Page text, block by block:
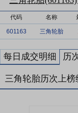
代码 名称
601163 三角轮胎
每日成交明细 历
三角轮胎历次上榜